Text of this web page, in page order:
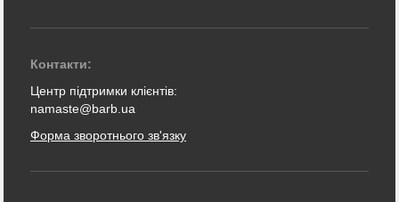
Контакти:
Центр підтримки клієнтів:
namaste@barb.ua
Форма зворотнього зв'язку